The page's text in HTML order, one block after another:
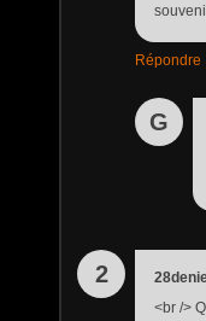
Répondre
G
2
<br />